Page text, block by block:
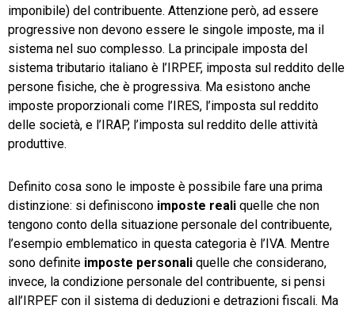
Trust Services
TeamSystem Corporate
TeamSystem Store
imponibile) del contribuente. Attenzione però, ad essere
progressive non devono essere le singole imposte, ma il
sistema nel suo complesso. La principale imposta del
sistema tributario italiano è l’IRPEF, imposta sul reddito delle
persone fisiche, che è progressiva. Ma esistono anche
imposte proporzionali come l’IRES, l’imposta sul reddito
delle società, e l’IRAP, l’imposta sul reddito delle attività
produttive.
Definito cosa sono le imposte è possibile fare una prima
distinzione: si definiscono imposte reali quelle che non
tengono conto della situazione personale del contribuente,
l’esempio emblematico in questa categoria è l’IVA. Mentre
sono definite imposte personali quelle che considerano,
invece, la condizione personale del contribuente, si pensi
all’IRPEF con il sistema di deduzioni e detrazioni fiscali. Ma